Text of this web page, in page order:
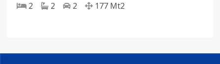
2 2 2 177 Mt2